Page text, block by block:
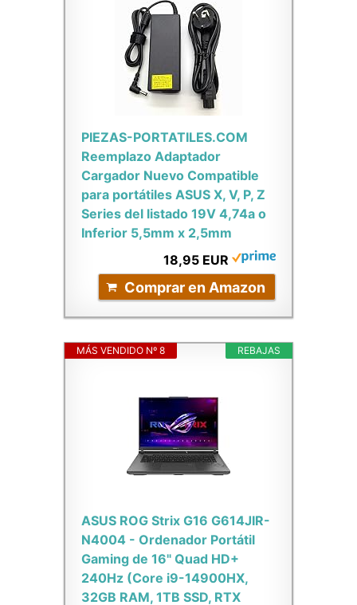
PIEZAS-PORTATILES.COM
Reemplazo Adaptador
Cargador Nuevo Compatible
para portátiles ASUS X, V, P, Z
Series del listado 19V 4,74a o
Inferior 5,5mm x 2,5mm
18,95 EUR
Comprar en Amazon
REBAJAS
MÁS VENDIDO Nº 8
ASUS ROG Strix G16 G614JIR-
N4004 - Ordenador Portátil
Gaming de 16" Quad HD+
240Hz (Core i9-14900HX,
32GB RAM, 1TB SSD, RTX